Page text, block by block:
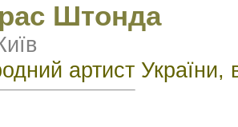
Штонда
артист України,